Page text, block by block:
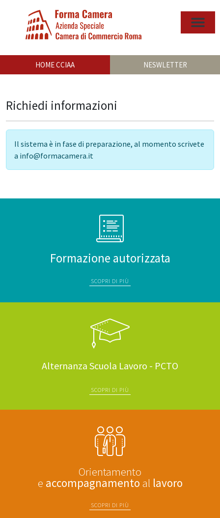
HOME CCIAA NESWLETTER
Richiedi informazioni
Il sistema è in fase di preparazione, al momento scrivete
a info@formacamera.it
Formazione autorizzata
SCOPRI DI PIÙ
Alternanza Scuola Lavoro - PCTO
SCOPRI DI PIÙ
Orientamento
e accompagnamento al lavoro
SCOPRI DI PIÙ